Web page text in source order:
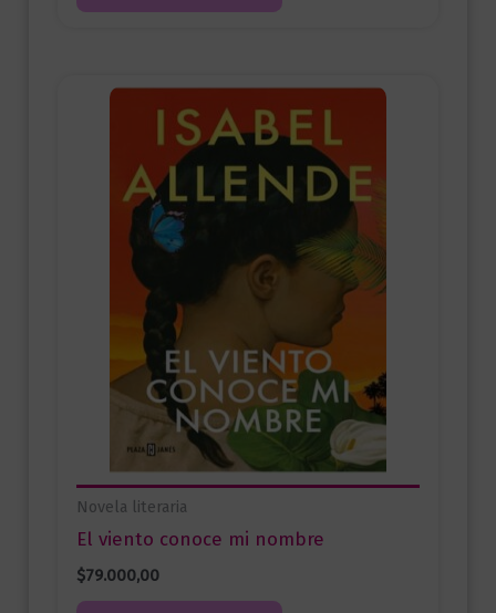
Novela literaria
El viento conoce mi nombre
$79.000,00